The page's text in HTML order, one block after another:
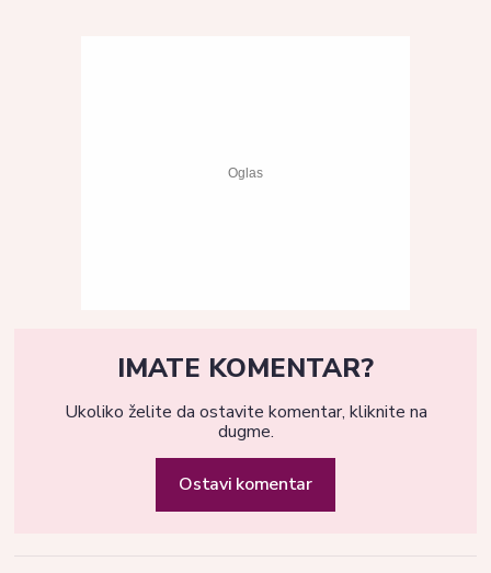
IMATE KOMENTAR?
Ukoliko želite da ostavite komentar, kliknite na
dugme.
Ostavi komentar